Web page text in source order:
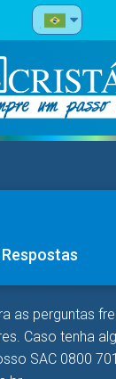
as perguntas
Caso tenha
SAC 0800